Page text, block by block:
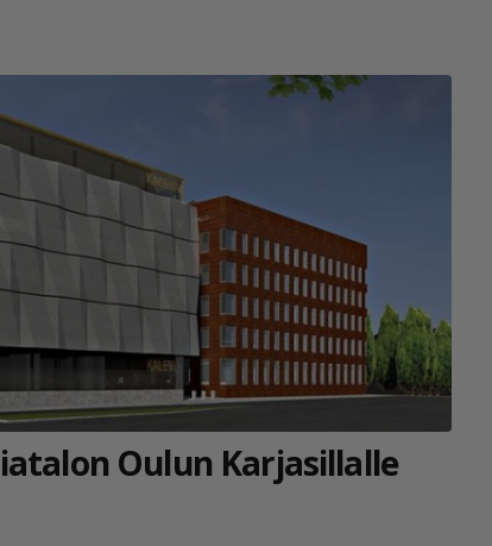
Oulun Karjasillalle